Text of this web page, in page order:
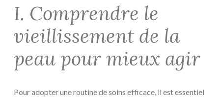
I. Comprendre le
vieillissement de la
peau pour mieux agir
Pour adopter une routine de soins efficace, il est essentiel